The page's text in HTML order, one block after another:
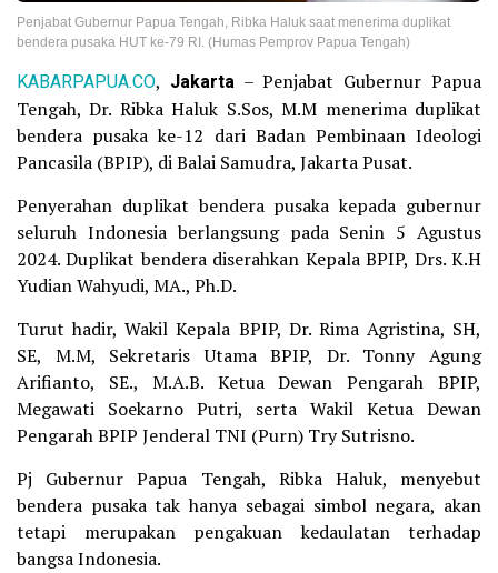
Penjabat Gubernur Papua Tengah, Ribka Haluk saat menerima duplikat
bendera pusaka HUT ke-79 RI. (Humas Pemprov Papua Tengah)
KABARPAPUA.CO, Jakarta– Penjabat Gubernur Papua
Tengah, Dr. Ribka Haluk S.Sos, M.M menerima duplikat
bendera pusaka ke-12 dari Badan Pembinaan Ideologi
Pancasila (BPIP), di Balai Samudra, Jakarta Pusat.
Penyerahan duplikat bendera pusaka kepada gubernur
seluruh Indonesia berlangsung pada Senin 5 Agustus
2024. Duplikat bendera diserahkan Kepala BPIP, Drs. K.H
Yudian Wahyudi, MA., Ph.D.
Turut hadir, Wakil Kepala BPIP, Dr. Rima Agristina, SH,
SE, M.M, Sekretaris Utama BPIP, Dr. Tonny Agung
Arifianto, SE., M.A.B. Ketua Dewan Pengarah BPIP,
Megawati Soekarno Putri, serta Wakil Ketua Dewan
Pengarah BPIP Jenderal TNI (Purn) Try Sutrisno.
Pj Gubernur Papua Tengah, Ribka Haluk, menyebut
bendera pusaka tak hanya sebagai simbol negara, akan
tetapi merupakan pengakuan kedaulatan terhadap
bangsa Indonesia.